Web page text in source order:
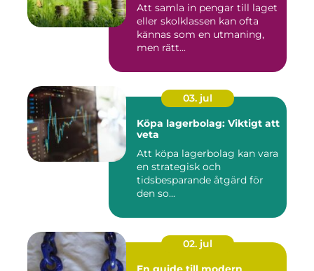
Att samla in pengar till laget
eller skolklassen kan ofta
kännas som en utmaning,
men rätt...
03. jul
Köpa lagerbolag: Viktigt att
veta
Att köpa lagerbolag kan vara
en strategisk och
tidsbesparande åtgärd för
den so...
02. jul